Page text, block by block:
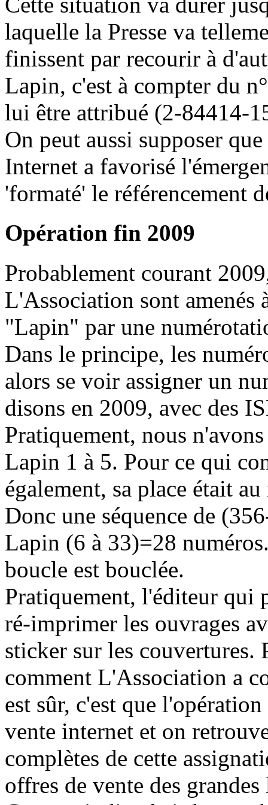
laquelle la Presse va
finissent par recourir à
Lapin, c'est à compter du
lui être attribué (2-84414-
On peut aussi supposer
Internet a favorisé
'formaté' le référencement
Opération fin 2009
Probablement courant
L'Association sont amenés
"Lapin" par une
Dans le principe, les
alors se voir assigner un
disons en 2009, avec des
Pratiquement, nous
Lapin 1 à 5. Pour ce qui
également, sa place était
Donc une séquence de
Lapin (6 à 33)=28
boucle est bouclée.
Pratiquement, l'éditeur qui
ré-imprimer les ouvrages
sticker sur les couvertures.
comment L'Association a
est sûr, c'est que
vente internet et on
complètes de cette
offres de vente des